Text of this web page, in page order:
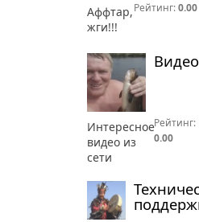
Аффтар,
жги!!!
Рейтинг:0.00
Видео
Интересное
видео из
сети
Рейтинг:
0.00